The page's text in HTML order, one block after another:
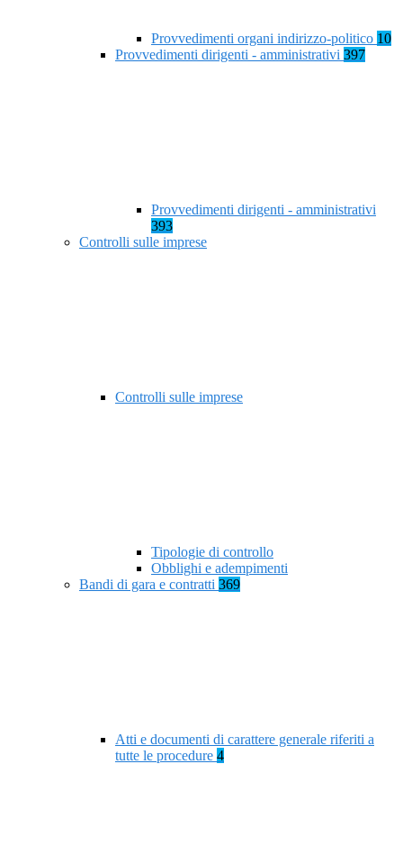
Provvedimenti organi indirizzo-politico 10
Provvedimenti dirigenti - amministrativi 397
Provvedimenti dirigenti - amministrativi
393
Controlli sulle imprese
Controlli sulle imprese
Tipologie di controllo
Obblighi e adempimenti
Bandi di gara e contratti 369
Atti e documenti di carattere generale riferiti a
tutte le procedure 4